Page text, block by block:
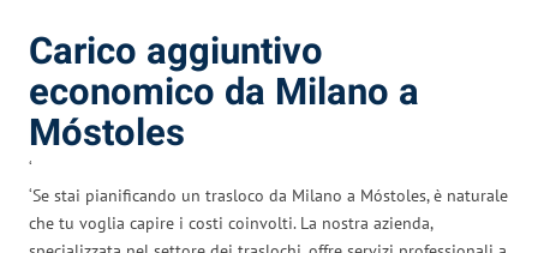
Carico aggiuntivo
economico da Milano a
Móstoles
‘
‘Se stai pianificando un trasloco da Milano a Móstoles, è naturale
che tu voglia capire i costi coinvolti. La nostra azienda,